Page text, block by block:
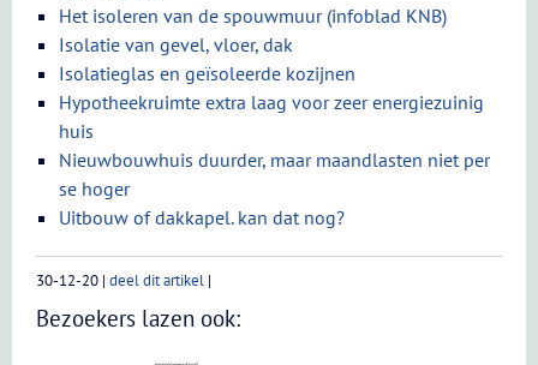
Het isoleren van de spouwmuur (infoblad KNB)
Isolatie van gevel, vloer, dak
Isolatieglas en geïsoleerde kozijnen
Hypotheekruimte extra laag voor zeer energiezuinig
huis
Nieuwbouwhuis duurder, maar maandlasten niet per
se hoger
Uitbouw of dakkapel. kan dat nog?
30-12-20 | deel dit artikel |
Bezoekers lazen ook: